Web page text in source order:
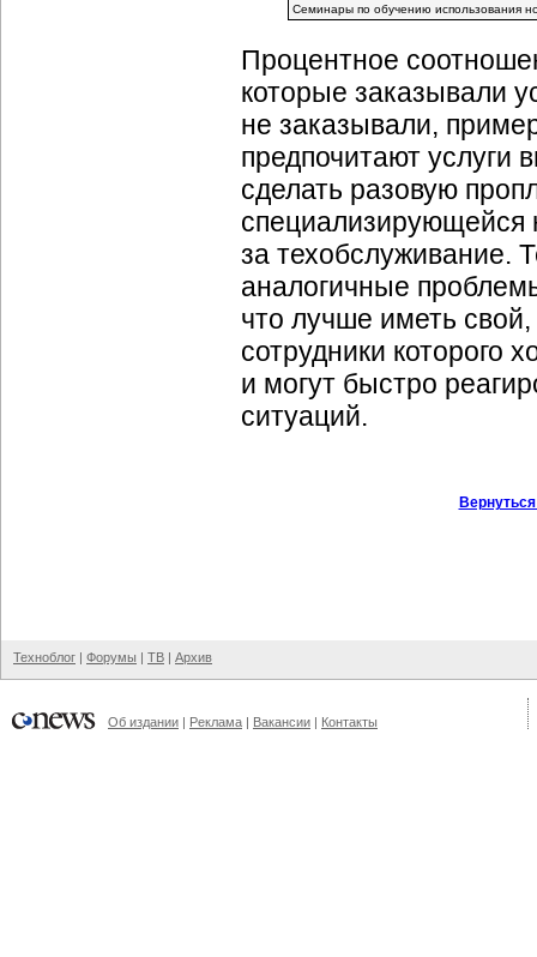
Семинары по обучению использования
Процентное
которые заказывали
не заказывали,
предпочитают услуги
сделать разовую
специализирующейся
за техобслуживание.
аналогичные
что лучше иметь
сотрудники
и могут быстро
ситуаций.
Техноблог | Форумы | ТВ | Архив
Об издании | Реклама | Вакансии | Контакты